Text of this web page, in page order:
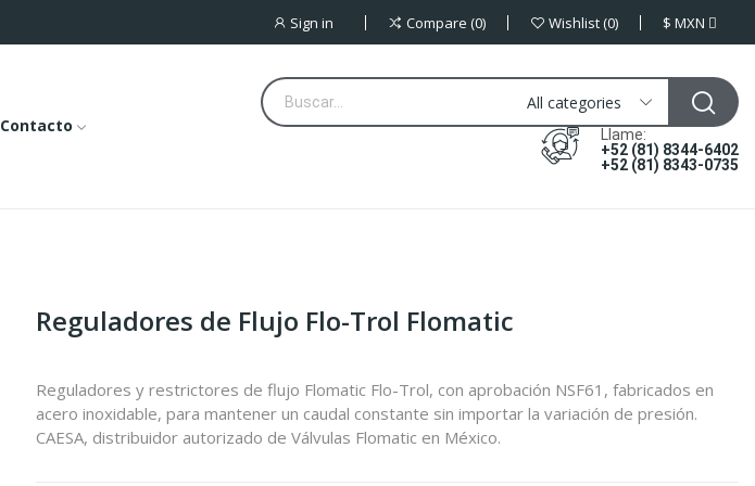
Sign in Compare 0 Wishlist 0 $ MXN
Contacto
All categories
Llame:
+52 (81) 8344-6402
+52 (81) 8343-0735
Reguladores de Flujo Flo-Trol Flomatic
Reguladores y restrictores de flujo Flomatic Flo-Trol, con aprobación NSF61, fabricados en
acero inoxidable, para mantener un caudal constante sin importar la variación de presión.
CAESA, distribuidor autorizado de Válvulas Flomatic en México.